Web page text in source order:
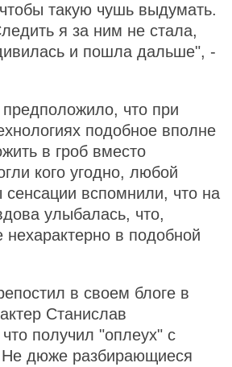
такую чушь выдумать.
я за ним не стала,
и пошла дальше", -
что при
подобное вполне
в гроб вместо
кого угодно, любой
вспомнили, что на
улыбалась, что,
нехарактерно в подобной
в своем блоге в
Станислав
получил "оплеух" с
Не дюже разбирающиеся